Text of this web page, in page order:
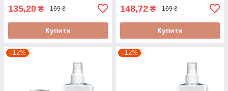
135,20 ₴ 169 ₴
Купити
148,72 ₴ 169 ₴
Купити
–12% –12%